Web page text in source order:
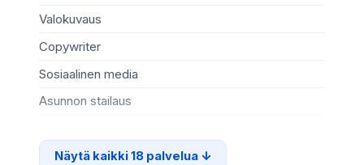
Valokuvaus
Copywriter
Sosiaalinen media
Asunnon stailaus
Näytä kaikki 18 palvelua